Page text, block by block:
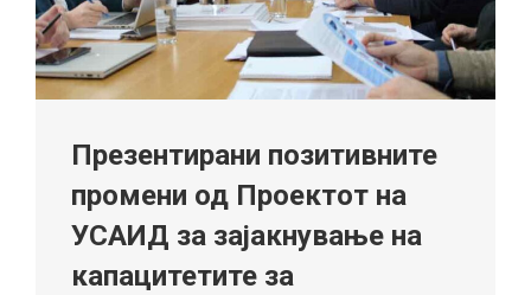
Презентирани позитивните
промени од Проектот на
УСАИД за зајакнување на
капацитетите за